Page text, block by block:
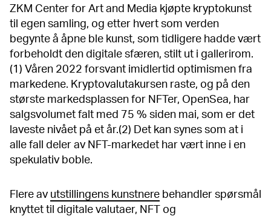
ZKM Center for Art and Media kjøpte kryptokunst
til egen samling, og etter hvert som verden
begynte å åpne ble kunst, som tidligere hadde vært
forbeholdt den digitale sfæren, stilt ut i gallerirom.
(1) Våren 2022 forsvant imidlertid optimismen fra
markedene. Kryptovalutakursen raste, og på den
største markedsplassen for NFTer, OpenSea, har
salgsvolumet falt med 75 % siden mai, som er det
laveste nivået på et år.(2) Det kan synes som at i
alle fall deler av NFT-markedet har vært inne i en
spekulativ boble.
Flere av utstillingens kunstnere behandler spørsmål
knyttet til digitale valutaer, NFT og